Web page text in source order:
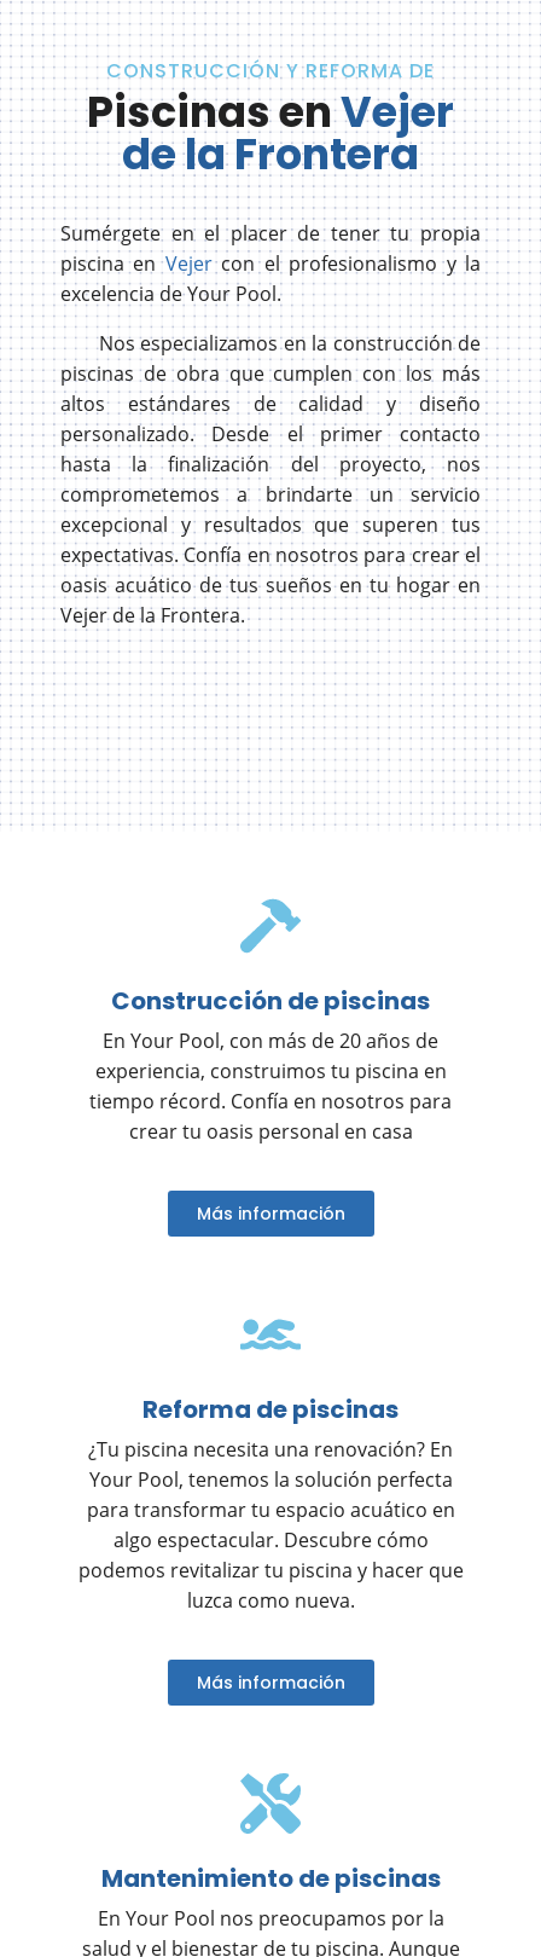
CONSTRUCCIÓN Y REFORMA DE
Piscinas enVejer
de la Frontera
Sumérgete en el placer de tener tu propia
piscina enVejercon el profesionalismo y la
excelencia de Your Pool.
Nos especializamos en la construcción de
piscinas de obra que cumplen con los más
altos estándares de calidad y diseño
personalizado. Desde el primer contacto
hasta la finalización del proyecto, nos
comprometemos a brindarte un servicio
excepcional y resultados que superen tus
expectativas. Confía en nosotros para crear el
oasis acuático de tus sueños en tu hogar en
Vejer de la Frontera.
Construcción de piscinas
En Your Pool, con más de 20 años de
experiencia, construimos tu piscina en
tiempo récord. Confía en nosotros para
crear tu oasis personal en casa
Más información
Reforma de piscinas
¿Tu piscina necesita una renovación? En
Your Pool, tenemos la solución perfecta
para transformar tu espacio acuático en
algo espectacular. Descubre cómo
podemos revitalizar tu piscina y hacer que
luzca como nueva.
Más información
Mantenimiento de piscinas
En Your Pool nos preocupamos por la
salud y el bienestar de tu piscina. Aunque